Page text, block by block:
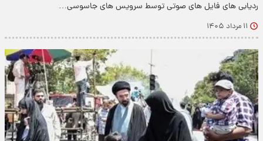
ردیابی های فایل های صوتی توسط سرویس های جاسوسی…
۱۱ مرداد ۱۴۰۵